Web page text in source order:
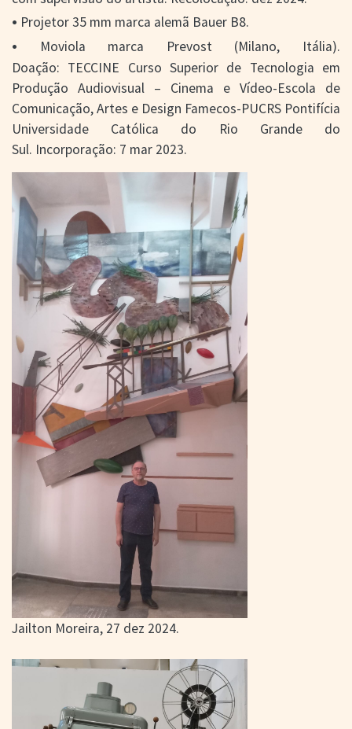
• Projetor 35 mm marca alemã Bauer B8.
• Moviola marca Prevost (Milano, Itália).
Doação: TECCINE Curso Superior de Tecnologia em
Produção Audiovisual – Cinema e Vídeo-Escola de
Comunicação, Artes e Design Famecos-PUCRS Pontifícia
Universidade Católica do Rio Grande do
Sul. Incorporação: 7 mar 2023.
Jailton Moreira, 27 dez 2024.